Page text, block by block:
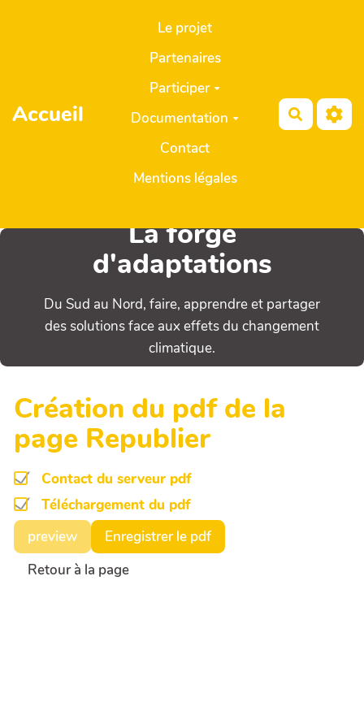
Aller au contenu principal
Accueil
Le projet
Partenaires
Participer
Documentation
Contact
Mentions légales
La forge
d'adaptations
Du Sud au Nord, faire, apprendre et partager
des solutions face aux effets du changement
climatique.
Création du pdf de la
page Republier
Contact du serveur pdf
Téléchargement du pdf
preview
Enregistrer le pdf
Retour à la page